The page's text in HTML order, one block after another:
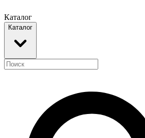
Каталог
Каталог